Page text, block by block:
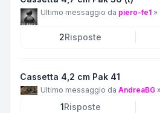
Ultimo messaggio da piero-fe1 »
2Risposte
Cassetta 4,2 cm Pak 41
Ultimo messaggio da AndreaBG »
1Risposte